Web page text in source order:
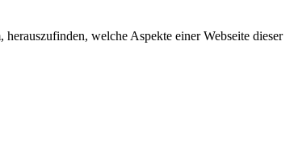
welche Aspekte einer Webseite dieser